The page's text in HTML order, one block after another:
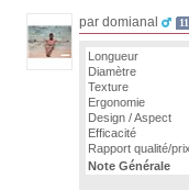
par domianal 11
Longueur
Diamètre
Texture
Ergonomie
Design / Aspect
Efficacité
Rapport qualité/prix
Note Générale